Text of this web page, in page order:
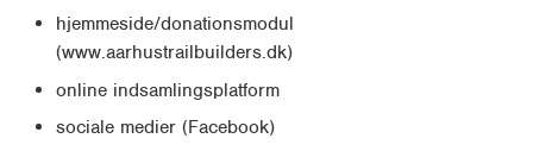
hjemmeside/donationsmodul
(www.aarhustrailbuilders.dk)
online indsamlingsplatform
sociale medier (Facebook)